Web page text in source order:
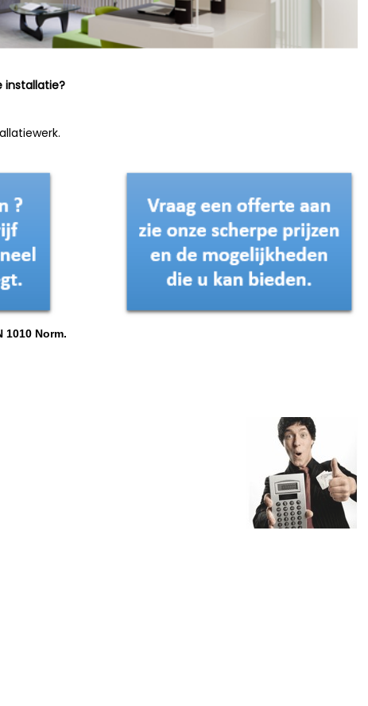
installatie?
Norm.